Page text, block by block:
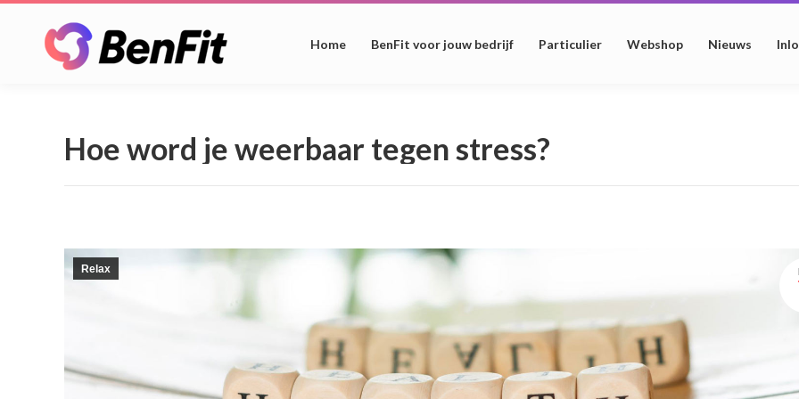
Home BenFit voor jouw bedrijf Particulier Webshop Nieuws
Hoe word je weerbaar tegen stress?
Relax